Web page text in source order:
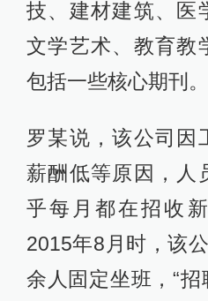
技、建材建筑、医
文学艺术、教育教
包括一些核心期刊
罗某说，该公司因
薪酬低等原因，人
乎每月都在招收
2015年8月时，该
余人固定坐班，“